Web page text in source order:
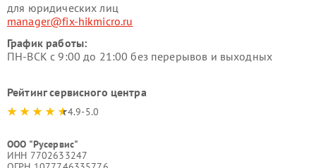
для юридических лиц
manager@fix-hikmicro.ru
График работы:
ПН-ВСК с 9:00 до 21:00 без перерывов и выходных
Рейтинг сервисного центра
4.9-5.0
ООО "Русервис"
ИНН 7702633247